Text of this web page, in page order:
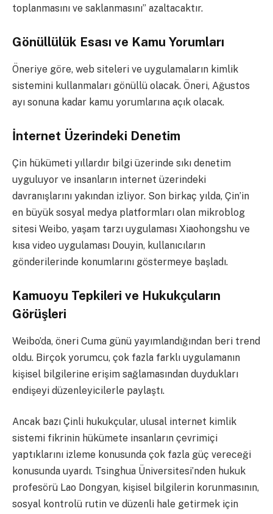
toplanmasını ve saklanmasını” azaltacaktır.
Gönüllülük Esası ve Kamu Yorumları
Öneriye göre, web siteleri ve uygulamaların kimlik
sistemini kullanmaları gönüllü olacak. Öneri, Ağustos
ayı sonuna kadar kamu yorumlarına açık olacak.
İnternet Üzerindeki Denetim
Çin hükümeti yıllardır bilgi üzerinde sıkı denetim
uyguluyor ve insanların internet üzerindeki
davranışlarını yakından izliyor. Son birkaç yılda, Çin’in
en büyük sosyal medya platformları olan mikroblog
sitesi Weibo, yaşam tarzı uygulaması Xiaohongshu ve
kısa video uygulaması Douyin, kullanıcıların
gönderilerinde konumlarını göstermeye başladı.
Kamuoyu Tepkileri ve Hukukçuların
Görüşleri
Weibo’da, öneri Cuma günü yayımlandığından beri trend
oldu. Birçok yorumcu, çok fazla farklı uygulamanın
kişisel bilgilerine erişim sağlamasından duydukları
endişeyi düzenleyicilerle paylaştı.
Ancak bazı Çinli hukukçular, ulusal internet kimlik
sistemi fikrinin hükümete insanların çevrimiçi
yaptıklarını izleme konusunda çok fazla güç vereceği
konusunda uyardı. Tsinghua Üniversitesi’nden hukuk
profesörü Lao Dongyan, kişisel bilgilerin korunmasının,
sosyal kontrolü rutin ve düzenli hale getirmek için